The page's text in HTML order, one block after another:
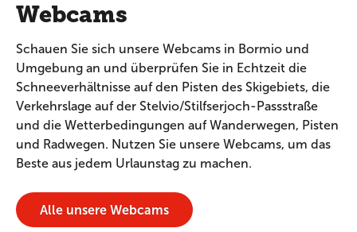
Webcams
Schauen Sie sich unsere Webcams in Bormio und
Umgebung an und überprüfen Sie in Echtzeit die
Schneeverhältnisse auf den Pisten des Skigebiets, die
Verkehrslage auf der Stelvio/Stilfserjoch-Passstraße
und die Wetterbedingungen auf Wanderwegen, Pisten
und Radwegen. Nutzen Sie unsere Webcams, um das
Beste aus jedem Urlaunstag zu machen.
Alle unsere Webcams